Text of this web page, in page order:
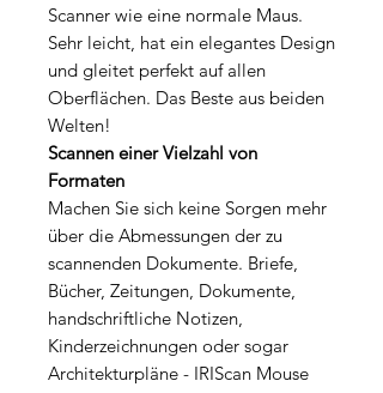
Scanner wie eine normale Maus.
Sehr leicht, hat ein elegantes Design
und gleitet perfekt auf allen
Oberflächen. Das Beste aus beiden
Welten!
Scannen einer Vielzahl von
Formaten
Machen Sie sich keine Sorgen mehr
über die Abmessungen der zu
scannenden Dokumente. Briefe,
Bücher, Zeitungen, Dokumente,
handschriftliche Notizen,
Kinderzeichnungen oder sogar
Architekturpläne - IRIScan Mouse